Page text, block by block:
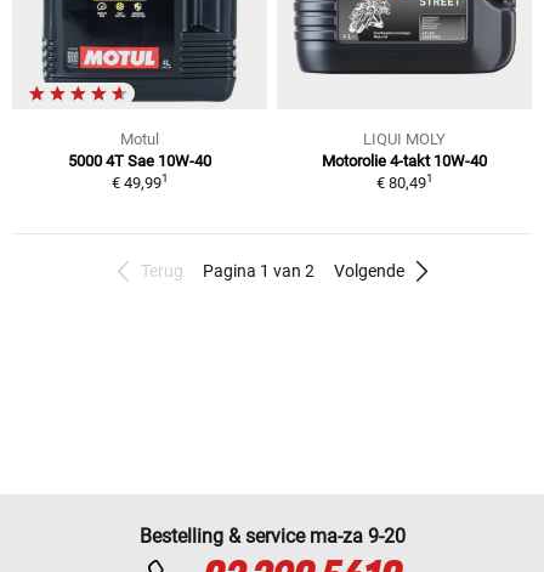
Motul
5000 4T Sae 10W-40
€ 49,991
LIQUI MOLY
Motorolie 4-takt 10W-40
€ 80,491
Terug Pagina 1 van 2 Volgende
Bestelling & service ma-za 9-20